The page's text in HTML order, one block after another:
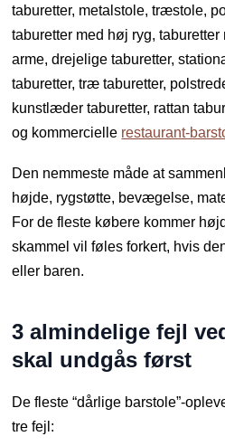
taburetter, metalstole, træstole,
taburetter med høj ryg,
arme, drejelige taburetter,
taburetter, træ taburetter,
kunstlæder taburetter, rattan
og kommercielle restaurant-
Den nemmeste måde at
højde, rygstøtte, bevægelse,
For de fleste købere kommer
skammel vil føles forkert, hvis
eller baren.
3 almindelige fejl
skal undgås først
De fleste “dårlige barstole”-
tre fejl: